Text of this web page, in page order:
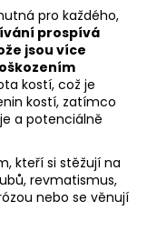
pro každého,
prospívá
jsou více
kostí, což je
kostí, zatímco
a potenciálně
kteří si stěžují na
revmatismus,
nebo se věnují